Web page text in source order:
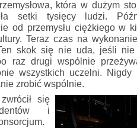
która w dużym
setki tysięcy ludzi.
od przemysłu ciężkiego w
Teraz czas na
skok się nie uda, jeśli
raz drugi wspólnie
wszystkich uczelni. Nigdy
zrobić wspólnie.
się
i